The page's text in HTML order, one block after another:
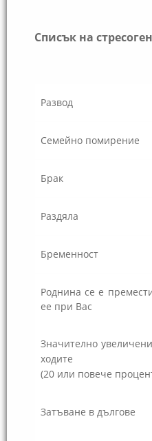
Списък на
Развод
Семейно помирение
Брак
Раздяла
Бременност
Роднина се е
ее при Вас
Значително
ходите
(20 или повече
Затъване в дългове